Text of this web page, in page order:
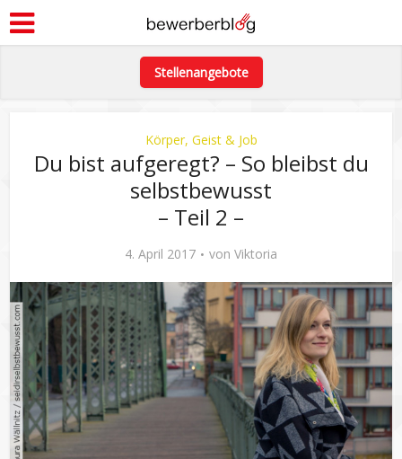
Stellenangebote
Körper, Geist & Job
Du bist aufgeregt? – So bleibst du
selbstbewusst
– Teil 2 –
4. April 2017 von Viktoria